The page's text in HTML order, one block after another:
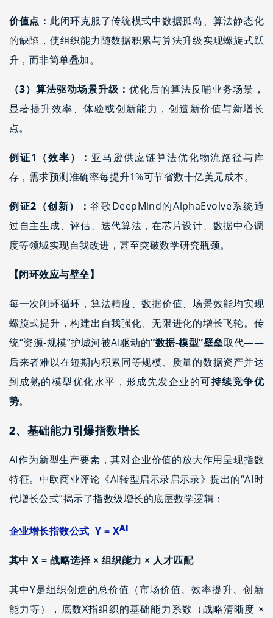
价值点： 此闭环克服了传统模式中数据孤岛、算法静态化
的缺陷，使组织能力随数据积累与算法升级实现螺旋式跃
升，而非简单叠加。
（3）算法驱动场景升级：优化后的算法反哺业务场景，
显著提升效率、体验或创新能力，创造新价值与新增长
点。
例证1（效率）： 亚马逊供应链算法优化物流路径与库
存，需求预测准确率每提升1%可节省数十亿美元成本。
例证2（创新）：谷歌DeepMind的AlphaEvolve系统通
过自主生成、评估、迭代算法，在芯片设计、数据中心调
度等领域实现自我改进，甚至突破数学研究瓶颈。
【闭环效应与壁垒】
每一次闭环循环，算法精度、数据价值、场景效能均实现
螺旋式提升，构建出自我强化、无限进化的增长飞轮。传
统“资源-规模”护城河被AI驱动的“数据-模型”壁垒取代——
后来者难以在短期内积累同等规模、质量的数据资产并达
到成熟的模型优化水平，形成先发企业的可持续竞争优
势。
2、 基础能力引爆指数增长
AI作为新型生产要素，其对企业价值的放大作用呈现指数
特征。中欧商业评论《AI转型启示录启示录》提出的“AI时
代增长公式”揭示了指数级增长的底层数学逻辑：
企业增长指数公式 Y = XAI
其中 X = 战略选择 × 组织能力 × 人才匹配
其中Y是组织创造的总价值（市场价值、效率提升、创新
能力等），底数X指组织的基础能力系数（战略清晰度 ×